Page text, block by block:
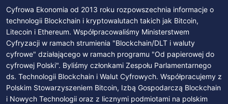
Cyfrowa Ekonomia od 2013 roku rozpowszechnia informacje o
technologii Blockchain i kryptowalutach takich jak Bitcoin,
Litecoin i Ethereum. Współpracowaliśmy Ministerstwem
Cyfryzacji w ramach strumienia "Blockchain/DLT i waluty
cyfrowe" działającego w ramach programu "Od papierowej do
cyfrowej Polski". Byliśmy członkami Zespołu Parlamentarnego
ds. Technologii Blockchain i Walut Cyfrowych. Współpracujemy z
Polskim Stowarzyszeniem Bitcoin, Izbą Gospodarczą Blockchain
i Nowych Technologii oraz z licznymi podmiotami na polskim